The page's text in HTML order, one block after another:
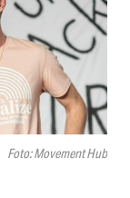
Foto: Movement Hub